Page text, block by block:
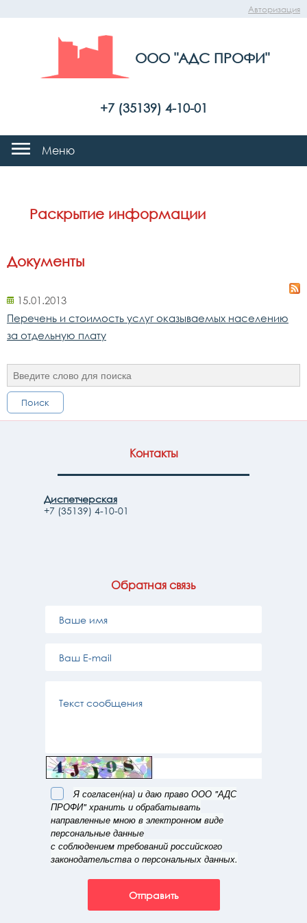
Авторизация
ООО "АДС ПРОФИ"
+7 (35139) 4-10-01
Меню
Раскрытие информации
Документы
15.01.2013
Перечень и стоимость услуг оказываемых населению
за отдельную плату
Поиск
Контакты
Диспетчерская
+7 (35139) 4-10-01
Обратная связь
Я согласен(на) и даю право ООО "АДС
ПРОФИ" хранить и обрабатывать
направленные мною в электронном виде
персональные данные
с соблюдением требований российского
законодательства о персональных данных.
Отправить